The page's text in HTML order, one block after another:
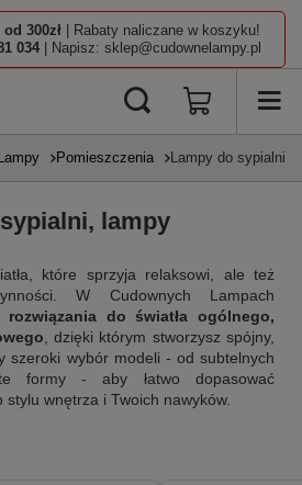
od 300zł | Rabaty naliczane w koszyku!
034 | Napisz: sklep@cudownelampy.pl
Pomieszczenia Lampy do sypialni
lampy
które sprzyja relaksowi, ale też
W Cudownych Lampach
rozwiązania do światła ogólnego,
, dzięki którym stworzysz spójny,
szeroki wybór modeli - od subtelnych
formy - aby łatwo dopasować
wnętrza i Twoich nawyków.